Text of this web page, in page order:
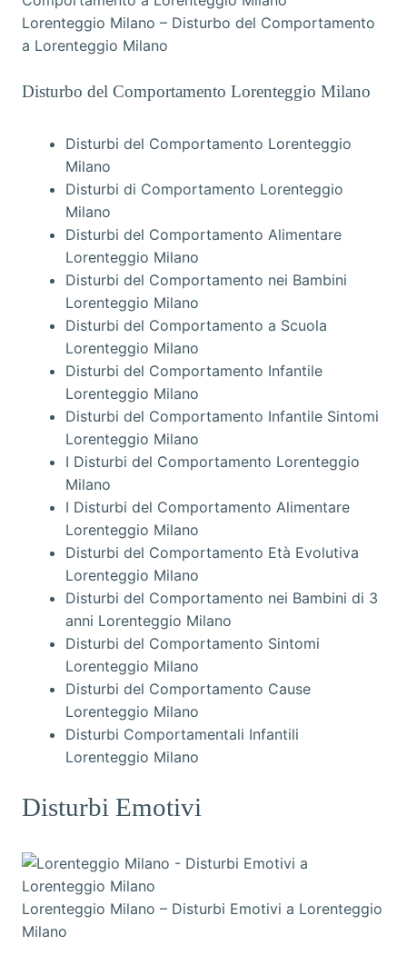
Lorenteggio Milano – Disturbo del Comportamento
a Lorenteggio Milano
Disturbo del Comportamento Lorenteggio Milano
Disturbi del Comportamento Lorenteggio
Milano
Disturbi di Comportamento Lorenteggio
Milano
Disturbi del Comportamento Alimentare
Lorenteggio Milano
Disturbi del Comportamento nei Bambini
Lorenteggio Milano
Disturbi del Comportamento a Scuola
Lorenteggio Milano
Disturbi del Comportamento Infantile
Lorenteggio Milano
Disturbi del Comportamento Infantile Sintomi
Lorenteggio Milano
I Disturbi del Comportamento Lorenteggio
Milano
I Disturbi del Comportamento Alimentare
Lorenteggio Milano
Disturbi del Comportamento Età Evolutiva
Lorenteggio Milano
Disturbi del Comportamento nei Bambini di 3
anni Lorenteggio Milano
Disturbi del Comportamento Sintomi
Lorenteggio Milano
Disturbi del Comportamento Cause
Lorenteggio Milano
Disturbi Comportamentali Infantili
Lorenteggio Milano
Disturbi Emotivi
Lorenteggio Milano – Disturbi Emotivi a Lorenteggio
Milano